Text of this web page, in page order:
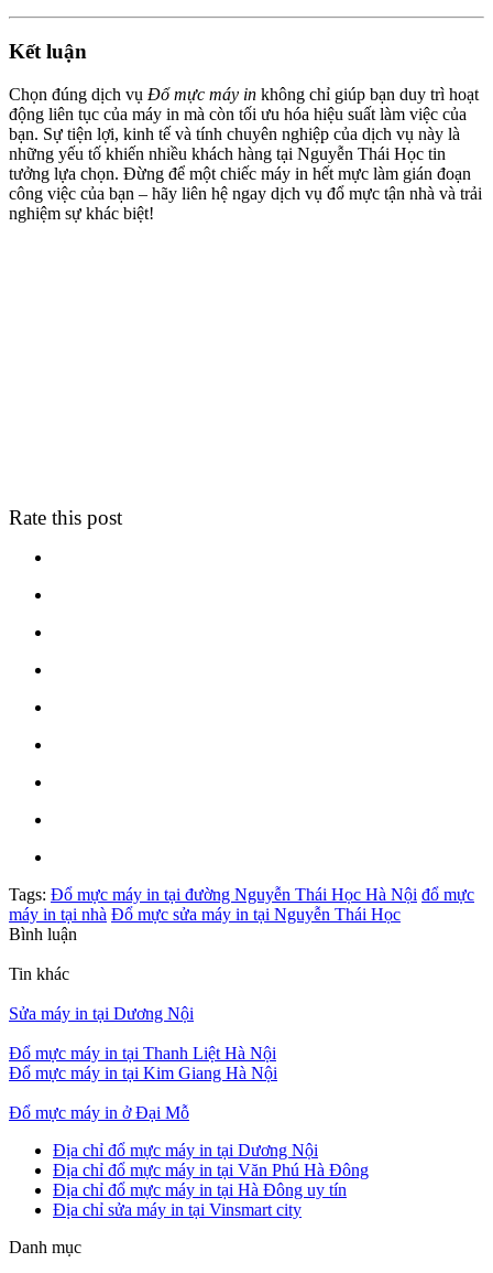
Kết luận
Chọn đúng dịch vụ Đổ mực máy in không chỉ giúp bạn duy trì hoạt
động liên tục của máy in mà còn tối ưu hóa hiệu suất làm việc của
bạn. Sự tiện lợi, kinh tế và tính chuyên nghiệp của dịch vụ này là
những yếu tố khiến nhiều khách hàng tại Nguyễn Thái Học tin
tưởng lựa chọn. Đừng để một chiếc máy in hết mực làm gián đoạn
công việc của bạn – hãy liên hệ ngay dịch vụ đổ mực tận nhà và trải
nghiệm sự khác biệt!
Rate this post
Tags: Đổ mực máy in tại đường Nguyễn Thái Học Hà Nội đổ mực
máy in tại nhà Đổ mực sửa máy in tại Nguyễn Thái Học
Bình luận
Tin khác
Sửa máy in tại Dương Nội
Đổ mực máy in tại Thanh Liệt Hà Nội
Đổ mực máy in tại Kim Giang Hà Nội
Đổ mực máy in ở Đại Mỗ
Địa chỉ đổ mực máy in tại Dương Nội
Địa chỉ đổ mực máy in tại Văn Phú Hà Đông
Địa chỉ đổ mực máy in tại Hà Đông uy tín
Địa chỉ sửa máy in tại Vinsmart city
Danh mục